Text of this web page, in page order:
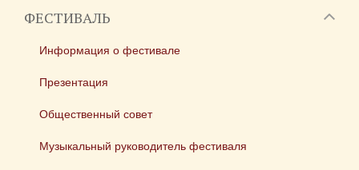
ФЕСТИВАЛЬ
Информация о фестивале
Презентация
Общественный совет
Музыкальный руководитель фестиваля